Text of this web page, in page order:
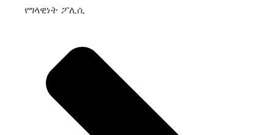
የግላዊነት ፖሊሲ